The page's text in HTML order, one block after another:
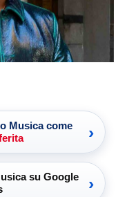
Musica come
›
su Google
›